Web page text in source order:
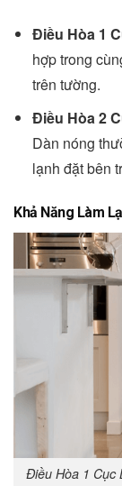
Điều Hòa 1
hợp trong
trên tường.
Điều Hòa 2
Dàn nóng
lạnh đặt bên
Khả Năng Làm
Điều Hòa 1 Cục